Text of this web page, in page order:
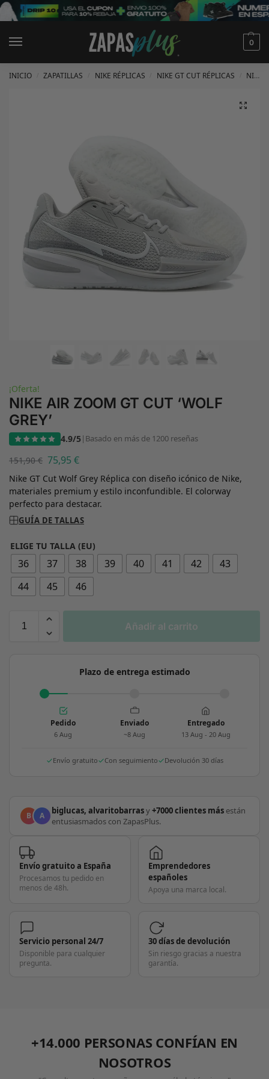
0
INICIO ZAPATILLAS NIKE RÉPLICAS NIKE GT CUT RÉPLICAS NIKE GT CUT 1 RÉPLICAS
¡Oferta!
NIKE AIR ZOOM GT CUT ‘WOLF
GREY’
4.9/5| Basado en más de 1200 reseñas
151,90€ 75,95 €
Nike GT Cut Wolf Grey Réplica con diseño icónico de Nike,
materiales premium y estilo inconfundible. El colorway
perfecto para destacar.
GUÍA DE TALLAS
ELIGE TU TALLA (EU)
36 37 38 39 40 41 42
43
44
45 46
Añadir al carrito
Plazo de entrega estimado
Pedido
6 Aug
Enviado
~8 Aug
Entregado
13 Aug - 20 Aug
Envío gratuito Con seguimiento Devolución 30 días
B A biglucas, alvaritobarrasy+7000 clientes más están
entusiasmados con ZapasPlus.
Envío gratuito a España
Procesamos tu pedido en
menos de 48h.
Emprendedores
españoles
Apoya una marca local.
Servicio personal 24/7
Disponible para cualquier
pregunta.
30 días de devolución
Sin riesgo gracias a nuestra
garantía.
+14.000 PERSONAS CONFÍAN EN
NOSOTROS